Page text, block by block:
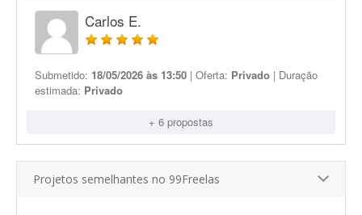
Carlos E.
Submetido: 18/05/2026 às 13:50 | Oferta: Privado | Duração
estimada: Privado
+ 6 propostas
Projetos semelhantes no 99Freelas